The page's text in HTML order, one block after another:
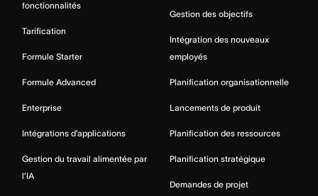
fonctionnalités
Tarification
Formule Starter
Formule Advanced
Enterprise
Intégrations d’applications
Gestion du travail alimentée par
l’IA
Gestion des objectifs
Intégration des nouveaux
employés
Planification organisationnelle
Lancements de produit
Planification des ressources
Planification stratégique
Demandes de projet